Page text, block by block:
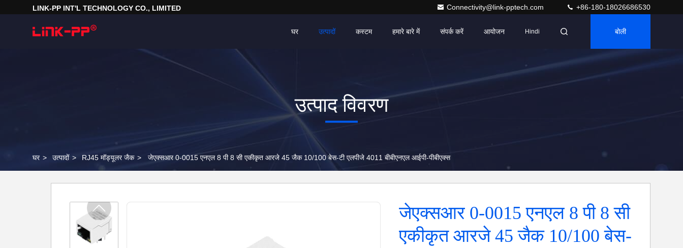
LINK-PP INT'L TECHNOLOGY CO., LIMITED Connectivity@link-pptech.com +86-180-18026686530
घर उत्पादों हमारे बारे में संपर्क करें आयोजन
कस्टम Hindi बोली
उत्पाद विवरण
घर > उत्पादों > RJ45 मॉड्यूलर जैक > जेएक्सआर 0-0015 एनएल 8 पी 8 सी एकीकृत आरजे 45 जैक 10/100 बेस-टी एलपीजे 4011 बीबीएनएल आईपी-पीबीएक्स
जेएक्सआर 0-0015 एनएल 8 पी 8 सी
एकीकृत आरजे 45 जैक 10/100 बेस-